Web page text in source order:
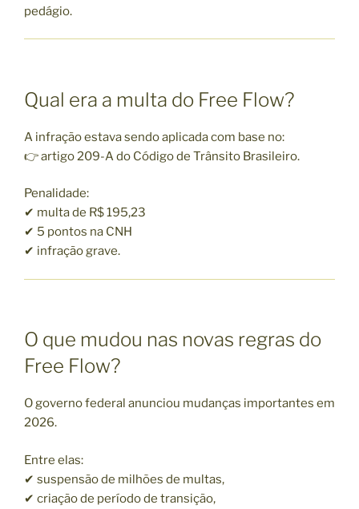
pedágio.
Qual era a multa do Free Flow?
A infração estava sendo aplicada com base no:
👉 artigo 209-A do Código de Trânsito Brasileiro.
Penalidade:
✔ multa de R$ 195,23
✔ 5 pontos na CNH
✔ infração grave.
O que mudou nas novas regras do
Free Flow?
O governo federal anunciou mudanças importantes em
2026.
Entre elas:
✔ suspensão de milhões de multas,
✔ criação de período de transição,